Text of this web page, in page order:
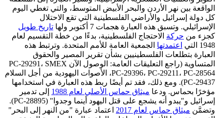
الواقعة بين نهر الأردن والبحر الأبيض المتوسط، والتي تغطي اليوم
كل دولة إسرائيل والأراضي الفلسطينية التي تقع الاحتلال
الإسرائيلي. وتسبق هذه العبارة هجمات 7 أكتوبر ولها
تاريخ طويل
كجزء من حركة الاحتجاج الفلسطينية، بدءًا من خطة التقسيم لعام
1948 التي
اعتمدتها الجمعية العامة للأمم المتحدة. وترتبط هذه
العبارة بتطلعات الفلسطينيين بشأن تقرير المصير والحقوق
المتساوية (راجع التعليقات العامة: الوصول الآن PC-29291، SMEX
PC-29396، PC-29211، PC-28564، الأصوات اليهودية من أجل السلام
PC-29437). ومع ذلك، فقد تم أيضًا ربط هذه العبارة في استخدامها
مؤخرًا بحماس. ودعا ميثاق حماس الأصلي لعام 1988
إلى تدمير
إسرائيل و"يبدو أنه يشجع على قتل اليهود أينما وجدوا" (PC-28895).
وتضمَّن ميثاق حماس لعام 2017
اعتماد عبارة "من النهر إلى البحر"